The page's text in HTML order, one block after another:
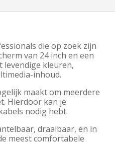
die op zoek zijn
van 24 inch en een
levendige kleuren,
inhoud.
maakt om meerdere
Hierdoor kan je
nodig hebt.
draaibaar, en in
meest comfortabele